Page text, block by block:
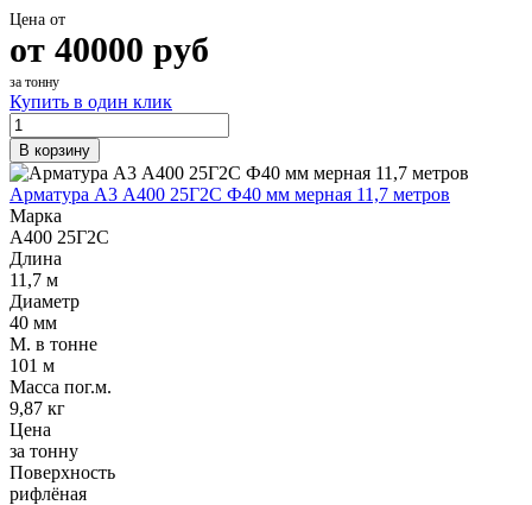
Цена от
от 40000 руб
за тонну
Купить в один клик
В корзину
Арматура А3 А400 25Г2С Ф40 мм мерная 11,7 метров
Марка
А400 25Г2С
Длина
11,7 м
Диаметр
40 мм
М. в тонне
101 м
Масса пог.м.
9,87 кг
Цена
за тонну
Поверхность
рифлёная